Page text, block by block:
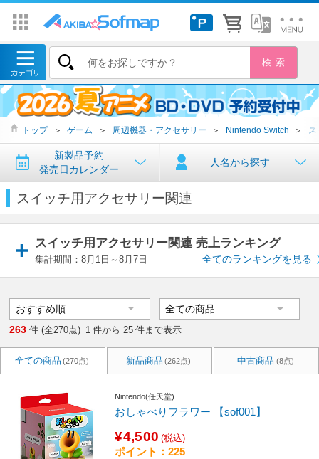
トップ ＞ ゲーム ＞ 周辺機器・アクセサリー ＞ Nintendo Switch ＞
新製品予約
発売日カレンダー
人名から探す
スイッチ用アクセサリー関連
スイッチ用アクセサリー関連 売上ランキング
集計期間：8月1日～8月7日 全てのランキングを見る
263 件 (全270点) 1 件から 25 件まで表示
全ての商品 (270点) 新品商品 (262点) 中古商品 (8点)
Nintendo(任天堂)
おしゃべりフラワー 【sof001】
¥4,500 (税込)
ポイント：225